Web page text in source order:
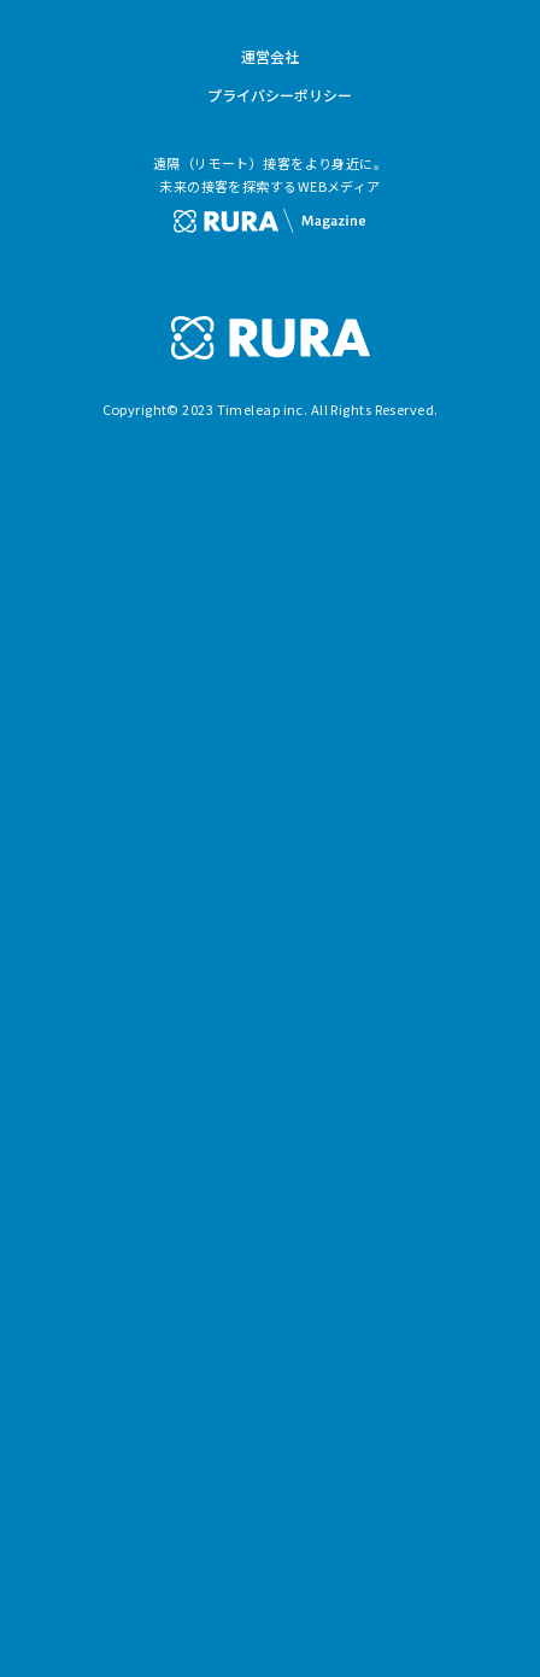
運営会社
プライバシーポリシー
遠隔（リモート）接客をより身近に。
未来の接客を探索するWEBメディア
Copyright© 2023 Timeleap inc. All Rights Reserved.